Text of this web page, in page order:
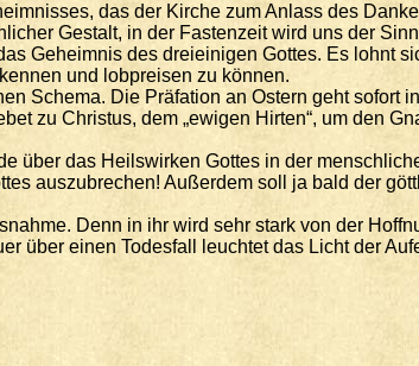
das der Kirche zum Anlass des
Gestalt, in der Fastenzeit wird uns der
Geheimnis des dreieinigen Gottes. Es lohnt
und lobpreisen zu können.
Schema. Die Präfation an Ostern geht sofort
zu Christus, dem „ewigen Hirten“, um den
über das Heilswirken Gottes in der
auszubrechen! Außerdem soll ja bald der
Denn in ihr wird sehr stark von der
über einen Todesfall leuchtet das Licht der